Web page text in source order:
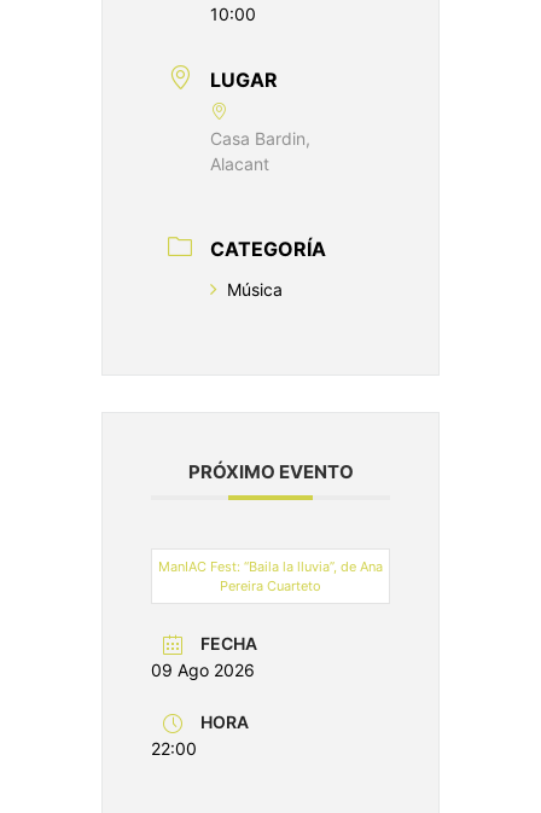
10:00
LUGAR
Casa Bardin,
Alacant
CATEGORÍA
Música
PRÓXIMO EVENTO
ManIAC Fest: “Baila la lluvia”, de Ana
Pereira Cuarteto
FECHA
09 Ago 2026
HORA
22:00